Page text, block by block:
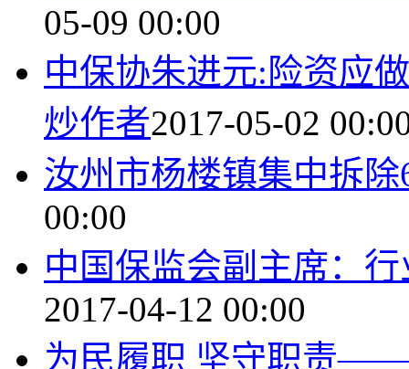
05-09 00:00
中保协朱进元:险资应
炒作者2017-05-02
汝州市杨楼镇集中拆
00:00
中国保监会副主席：
2017-04-12 00:00
为民履职 坚守职责